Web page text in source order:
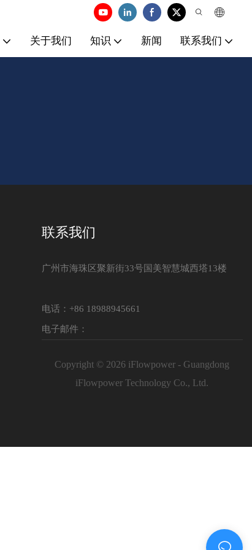
关于我们 知识 新闻 联系我们
联系我们
广州市海珠区聚新街33号国美智慧城西塔13楼
电话：+86 18988945661
电子邮件：
Copyright © 2026 iFlowpower - Guangdong
iFlowpower Technology Co., Ltd.